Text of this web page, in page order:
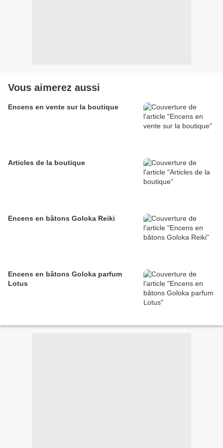
Vous aimerez aussi
Encens en vente sur la boutique
Articles de la boutique
Encens en bâtons Goloka Reiki
Encens en bâtons Goloka parfum
Lotus